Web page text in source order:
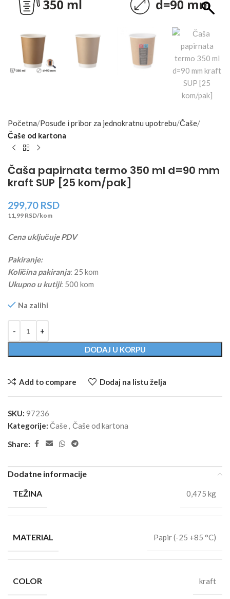
Početna Posuđe i pribor za jednokratnu upotrebu Čaše
Čaše od kartona
Čaša papirnata termo 350 ml d=90 mm
kraft SUP [25 kom/pak]
299,70 RSD
11,99 RSD/kom
Cena uključuje PDV
Pakiranje:
Količina pakiranja: 25 kom
Ukupno u kutiji: 500 kom
Na zalihi
DODAJ U KORPU
Add to compare Dodaj na listu želja
SKU: 97236
Kategorije: Čaše, Čaše od kartona
Share:
Dodatne informacije
TEŽINA
0,475 kg
MATERIAL Papir (-25 +85 °C)
COLOR kraft